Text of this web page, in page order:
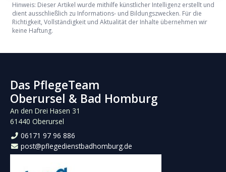
Hinweis: Dieser Artikel wurde mithilfe künstlicher Intelligenz erstellt und
dient ausschließlich zu Informations- und Bildungszwecken. Für die
Richtigkeit, Vollständigkeit und Aktualität der Inhalte übernehmen wir
keine Haftung.
Das PflegeTeam
Oberursel & Bad Homburg
An den Drei Hasen 31
61440 Oberursel
06171 97 96 886
post@pflegedienstbadhomburg.de